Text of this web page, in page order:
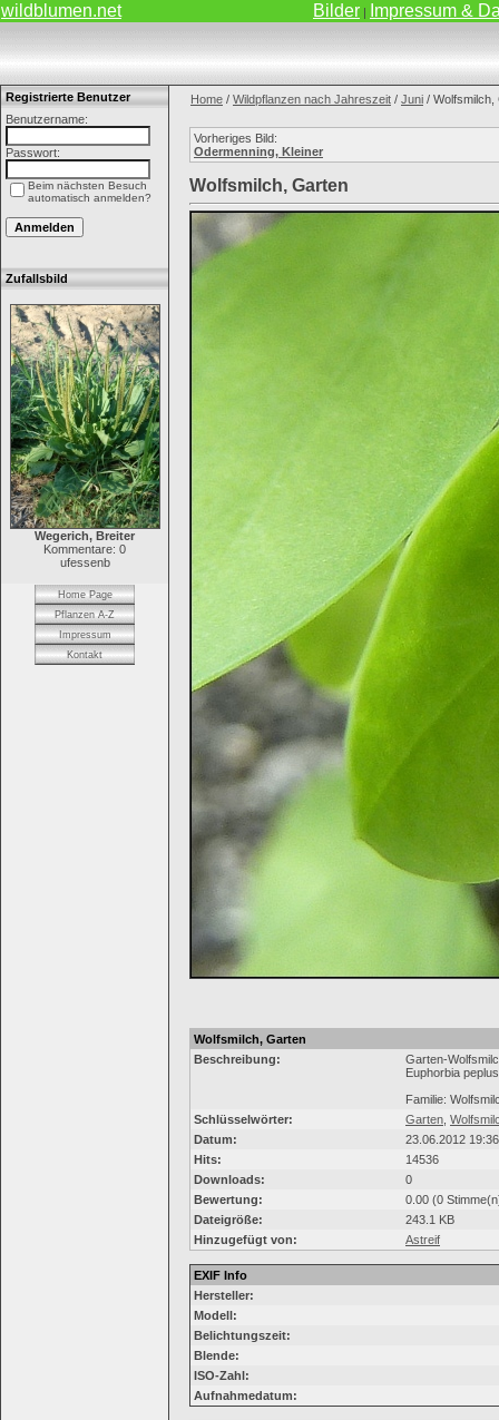
wildblumen.net Bilder | Impressum &
Registrierte Benutzer
Benutzername:
Passwort:
Beim nächsten Besuch
automatisch anmelden?
Zufallsbild
Wegerich, Breiter
Kommentare: 0
ufessenb
Home Page
Pflanzen A-Z
Impressum
Kontakt
Home / Wildpflanzen nach Jahreszeit / Juni / Wolfsmilch,
Vorheriges Bild:
Odermenning, Kleiner
Wolfsmilch, Garten
Wolfsmilch, Garten
Beschreibung:
Garten-
Euphorbia peplus
Familie:
Schlüsselwörter:
Garten
Datum:
23.06.2012 19:36
Hits:
14536
Downloads:
0
Bewertung:
0.00 (0
Dateigröße:
243.1 KB
Hinzugefügt von:
Astreif
EXIF Info
Hersteller:
Modell:
Belichtungszeit:
Blende:
ISO-Zahl:
Aufnahmedatum: